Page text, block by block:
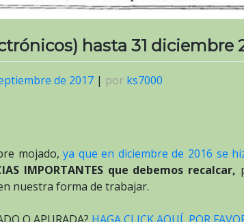
hasta 31 diciembre
de 2017 | por ks7000
mojado,ya que en diciembre de 2016 se
IMPORTANTES que debemos recalcar,
nuestra forma de trabajar.